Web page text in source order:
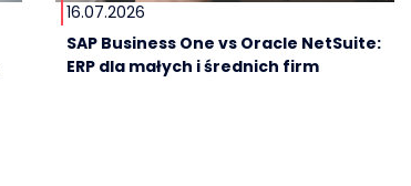
16.07.2026
SAP Business One vs Oracle NetSuite:
ERP dla małych i średnich firm